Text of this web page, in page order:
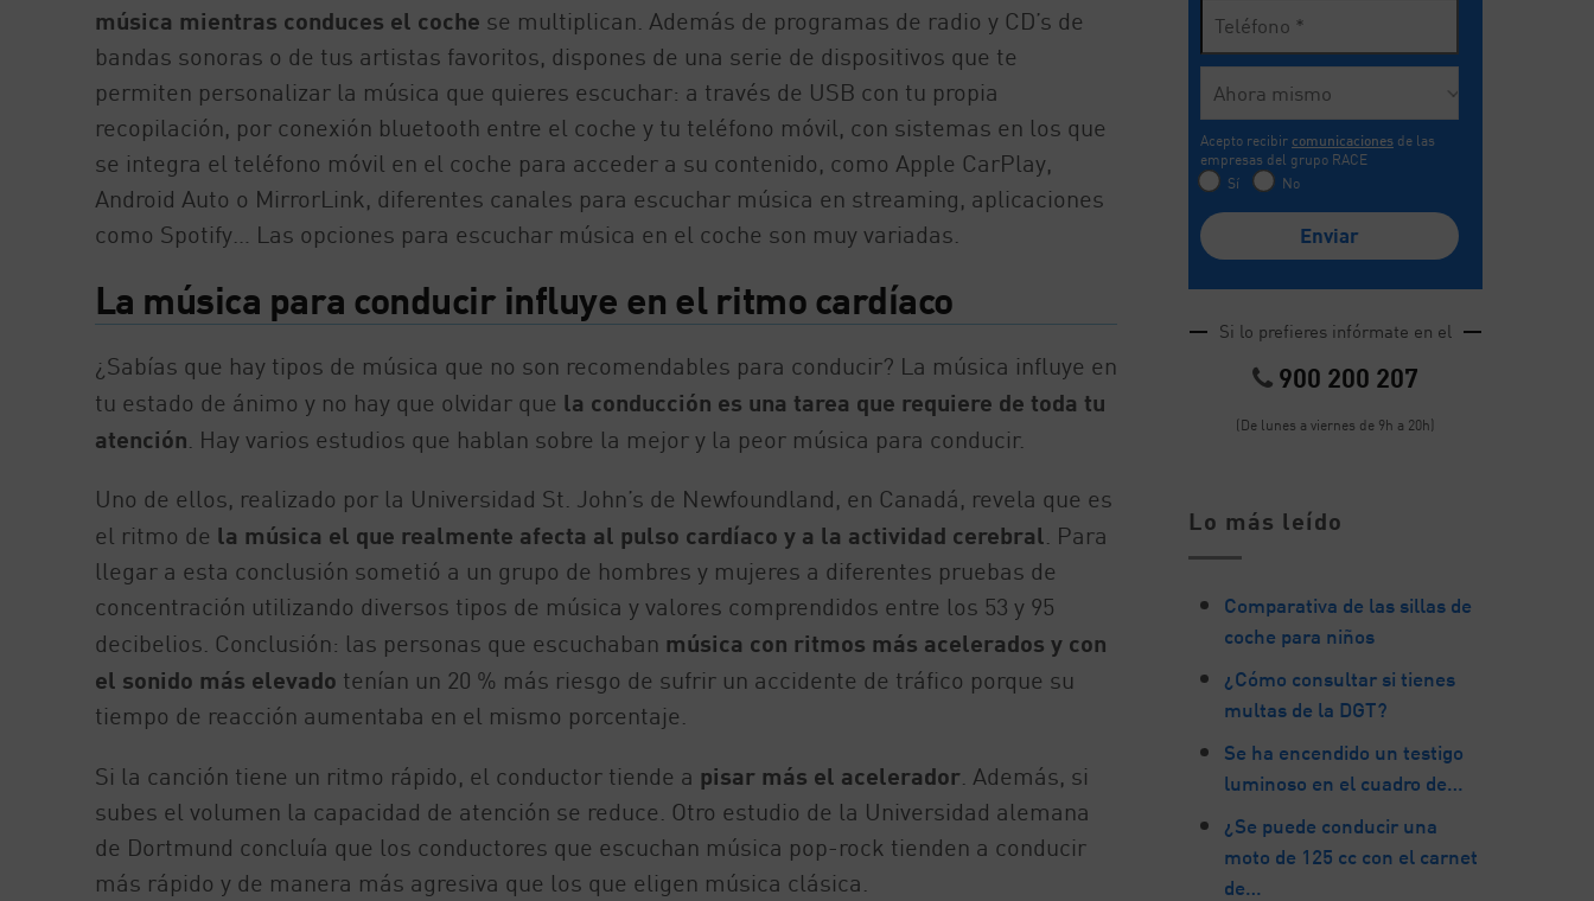
música mientras conduces el coche se multiplican. Además de programas de radio y CD’s de
bandas sonoras o de tus artistas favoritos, dispones de una serie de dispositivos que te
permiten personalizar la música que quieres escuchar: a través de USB con tu propia
recopilación, por conexión bluetooth entre el coche y tu teléfono móvil, con sistemas en los que
se integra el teléfono móvil en el coche para acceder a su contenido, como Apple CarPlay,
Android Auto o MirrorLink, diferentes canales para escuchar música en streaming, aplicaciones
como Spotify… Las opciones para escuchar música en el coche son muy variadas.
La música para conducir influye en el ritmo cardíaco
¿Sabías que hay tipos de música que no son recomendables para conducir? La música influye en
tu estado de ánimo y no hay que olvidar que la conducción es una tarea que requiere de toda tu
atención. Hay varios estudios que hablan sobre la mejor y la peor música para conducir.
Uno de ellos, realizado por la Universidad St. John’s de Newfoundland, en Canadá, revela que es
el ritmo de la música el que realmente afecta al pulso cardíaco y a la actividad cerebral. Para
llegar a esta conclusión sometió a un grupo de hombres y mujeres a diferentes pruebas de
concentración utilizando diversos tipos de música y valores comprendidos entre los 53 y 95
decibelios. Conclusión: las personas que escuchaban música con ritmos más acelerados y con
el sonido más elevado tenían un 20 % más riesgo de sufrir un accidente de tráfico porque su
tiempo de reacción aumentaba en el mismo porcentaje.
Si la canción tiene un ritmo rápido, el conductor tiende a pisar más el acelerador. Además, si
subes el volumen la capacidad de atención se reduce. Otro estudio de la Universidad alemana
de Dortmund concluía que los conductores que escuchan música pop-rock tienden a conducir
más rápido y de manera más agresiva que los que eligen música clásica.
Acepto recibir comunicaciones de las
empresas del grupo RACE
Sí
No
Si lo prefieres infórmate en el
900 200 207
(De lunes a viernes de 9h a 20h)
Lo más leído
Comparativa de las sillas de
coche para niños
¿Cómo consultar si tienes
multas de la DGT?
Se ha encendido un testigo
luminoso en el cuadro de…
¿Se puede conducir una
moto de 125 cc con el carnet
de…